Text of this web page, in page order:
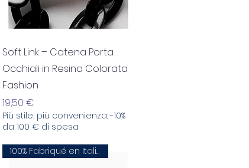
Aperçu rapide
Soft Link – Catena Porta
Occhiali in Resina Colorata
Fashion
Prix
19,50 €
Più stile, più convenienza: -10%
da 100 € di spesa
100% Fabriqué en Italie